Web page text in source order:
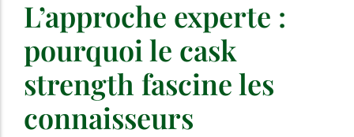
L’approche experte :
pourquoi le cask
strength fascine les
connaisseurs